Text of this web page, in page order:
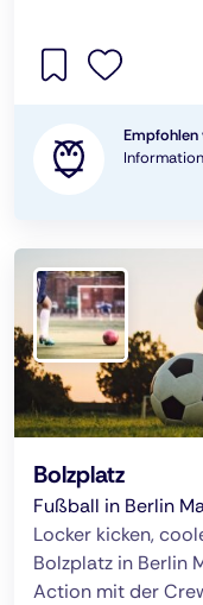
Bolzplatz
Fußball in Berlin
Locker kicken,
Bolzplatz in Berlin
Action mit der